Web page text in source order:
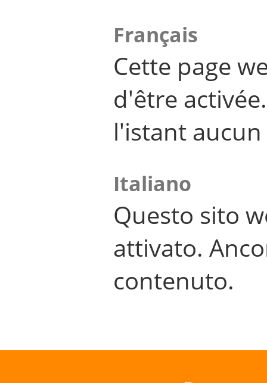
Français
Cette page
d'être
l'istant
Italiano
Questo sito
attivato.
contenuto.